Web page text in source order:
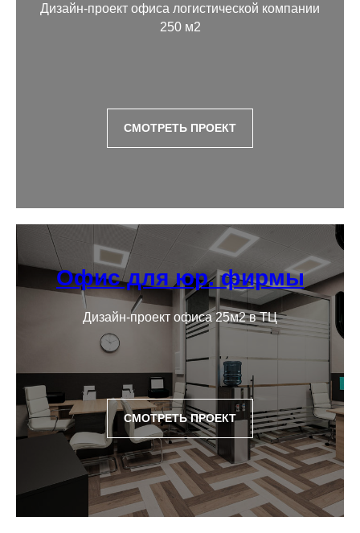
Дизайн-проект офиса логистической компании
250 м2
СМОТРЕТЬ ПРОЕКТ
Офис для юр. фирмы
Дизайн-проект офиса 25м2 в ТЦ
СМОТРЕТЬ ПРОЕКТ
Знакомство
Первая и последующие встречи, как
правило, проходят в офисе.
Познакомились, обсудили проект в общих